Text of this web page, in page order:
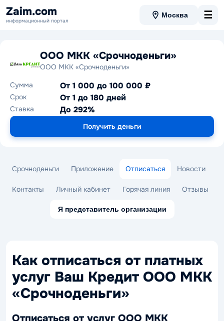
Zaim.com
информационный портал
Москва ☰
ООО МКК «Срочноденьги»
ООО МКК «Срочноденьги»
Сумма
От 1 000 до 100 000 ₽
Срок От 1 до 180 дней
Ставка До 292%
Получить деньги
Срочноденьги Приложение Отписаться Новости
Контакты Личный кабинет Горячая линия Отзывы
Я представитель организации
Как отписаться от платных
услуг Ваш Кредит ООО МКК
«Срочноденьги»
Отписаться от услуг ООО МКК